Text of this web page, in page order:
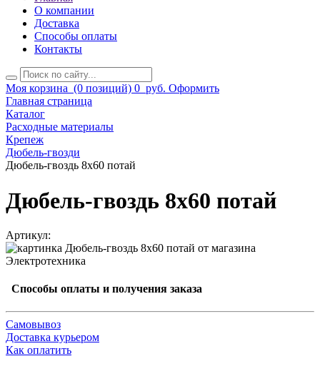
О компании
Доставка
Способы оплаты
Контакты
Моя корзина (0 позиций) 0 руб. Оформить
Главная страница
Каталог
Расходные материалы
Крепеж
Дюбель-гвозди
Дюбель-гвоздь 8х60 потай
Дюбель-гвоздь 8х60 потай
Артикул:
Способы оплаты и получения заказа
Самовывоз
Доставка курьером
Как оплатить